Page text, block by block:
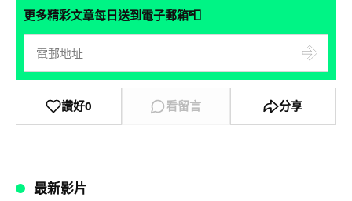
更多精彩文章每日送到電子郵箱📮
讚好0 看留言 分享
最新影片